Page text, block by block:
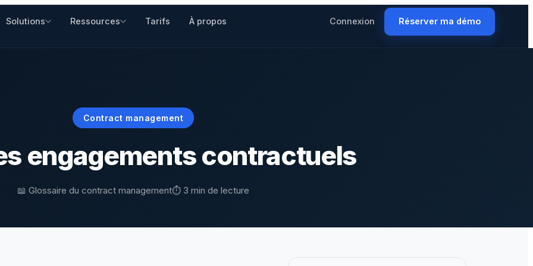
Solutions
Ops
les fonctions finance
Ressources
Modèles de contrats
commentées,
Définitions juridiques
Tarifs À propos Connexion Réserver ma démo
Contract management
engagements contractuels
📖 Glossaire du contract management⏱️ 3 min de lecture